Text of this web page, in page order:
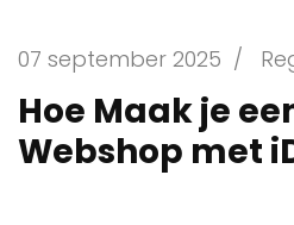
07 september 2025 /
Hoe Maak je
Webshop met